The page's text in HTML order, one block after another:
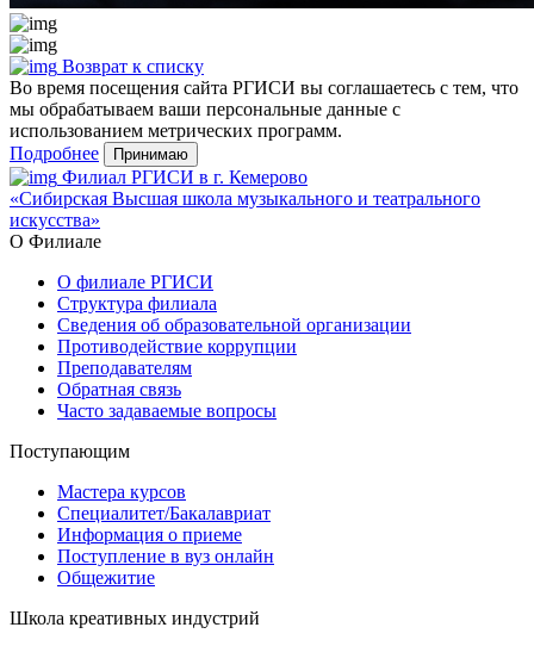
Возврат к списку
Во время посещения сайта РГИСИ вы соглашаетесь с тем, что
мы обрабатываем ваши персональные данные с
использованием метрических программ.
Подробнее
Принимаю
Филиал РГИСИ в г. Кемерово
«Сибирская Высшая школа музыкального и театрального
искусства»
О Филиале
О филиале РГИСИ
Структура филиала
Сведения об образовательной организации
Противодействие коррупции
Преподавателям
Обратная связь
Часто задаваемые вопросы
Поступающим
Мастера курсов
Специалитет/Бакалавриат
Информация о приеме
Поступление в вуз онлайн
Общежитие
Школа креативных индустрий